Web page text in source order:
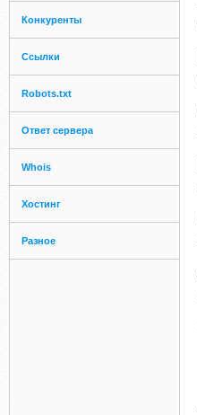
Конкуренты
Ссылки
Robots.txt
Ответ сервера
Whois
Хостинг
Разное